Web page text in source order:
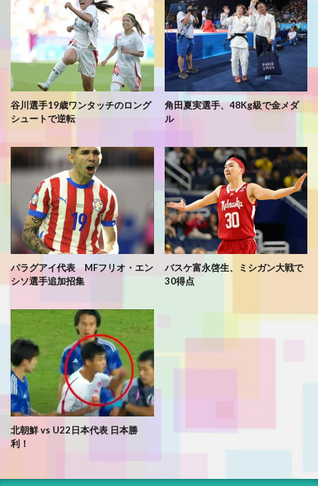
谷川選手19歳ワンタッチのロング
シュートで逆転
角田夏実選手、48Kg級で金メダ
ル
パラグアイ代表 MFフリオ・エン
シソ選手追加招集
バスケ富永啓生、ミシガン大戦で
30得点
北朝鮮 vs U22日本代表 日本勝
利！